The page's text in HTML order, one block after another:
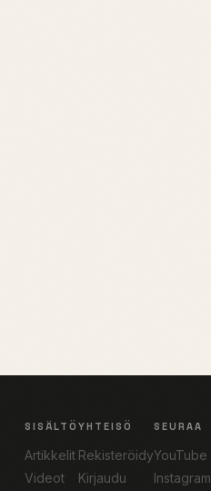
SISÄLTÖ
Artikkelit
Videot
YHTEISÖ
Rekisteröidy
Kirjaudu
SEURAA
YouTube
Instagram